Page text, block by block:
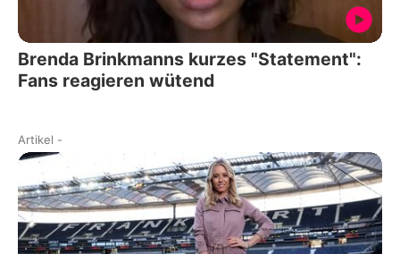
Brenda Brinkmanns kurzes "Statement":
Fans reagieren wütend
Artikel -